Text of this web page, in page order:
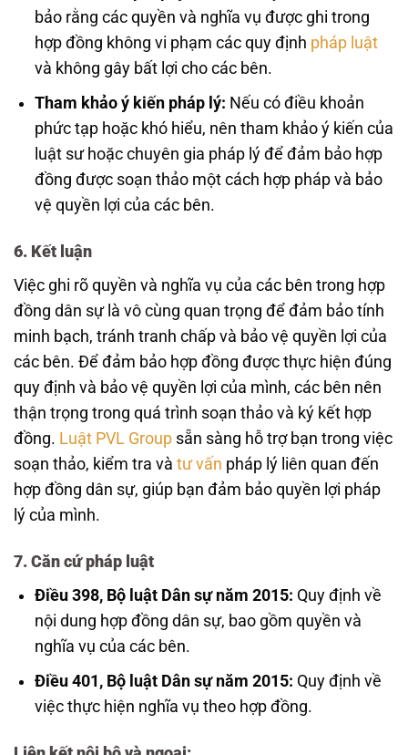
bảo rằng các quyền và nghĩa vụ được ghi trong
hợp đồng không vi phạm các quy định pháp luật
và không gây bất lợi cho các bên.
Tham khảo ý kiến pháp lý: Nếu có điều khoản
phức tạp hoặc khó hiểu, nên tham khảo ý kiến của
luật sư hoặc chuyên gia pháp lý để đảm bảo hợp
đồng được soạn thảo một cách hợp pháp và bảo
vệ quyền lợi của các bên.
6. Kết luận
Việc ghi rõ quyền và nghĩa vụ của các bên trong hợp
đồng dân sự là vô cùng quan trọng để đảm bảo tính
minh bạch, tránh tranh chấp và bảo vệ quyền lợi của
các bên. Để đảm bảo hợp đồng được thực hiện đúng
quy định và bảo vệ quyền lợi của mình, các bên nên
thận trọng trong quá trình soạn thảo và ký kết hợp
đồng. Luật PVL Group sẵn sàng hỗ trợ bạn trong việc
soạn thảo, kiểm tra và tư vấn pháp lý liên quan đến
hợp đồng dân sự, giúp bạn đảm bảo quyền lợi pháp
lý của mình.
7. Căn cứ pháp luật
Điều 398, Bộ luật Dân sự năm 2015: Quy định về
nội dung hợp đồng dân sự, bao gồm quyền và
nghĩa vụ của các bên.
Điều 401, Bộ luật Dân sự năm 2015: Quy định về
việc thực hiện nghĩa vụ theo hợp đồng.